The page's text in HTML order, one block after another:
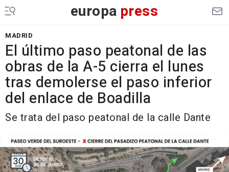
europa press
MADRID
El último paso peatonal de las
obras de la A-5 cierra el lunes
tras demolerse el paso inferior
del enlace de Boadilla
Se trata del paso peatonal de la calle Dante